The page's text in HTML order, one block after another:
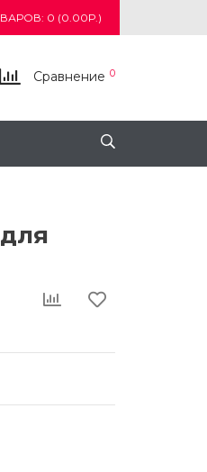
0 (0.00Р.)
Сравнение 0